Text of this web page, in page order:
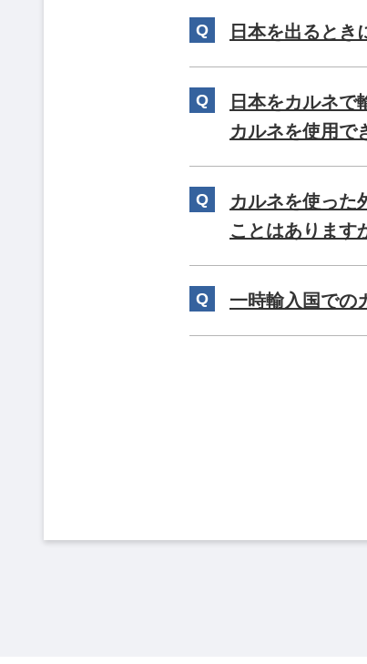
日本を出るとき
日本をカルネで
カルネを使用で
カルネを使った
ことはあります
一時輸入国での